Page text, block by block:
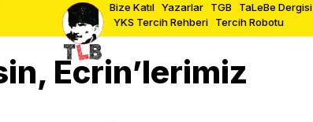
Bize Katıl Yazarlar TGB TaLeBe Dergisi
YKS Tercih Rehberi Tercih Robotu
Ecrin’lerimiz